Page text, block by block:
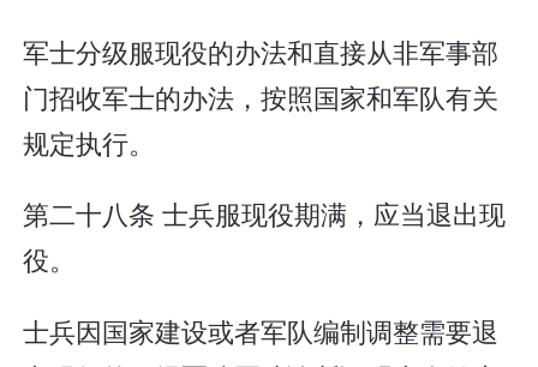
军士分级服现役的办法和直接从非军事部
门招收军士的办法，按照国家和军队有关
规定执行。
第二十八条 士兵服现役期满，应当退出现
役。
士兵因国家建设或者军队编制调整需要退